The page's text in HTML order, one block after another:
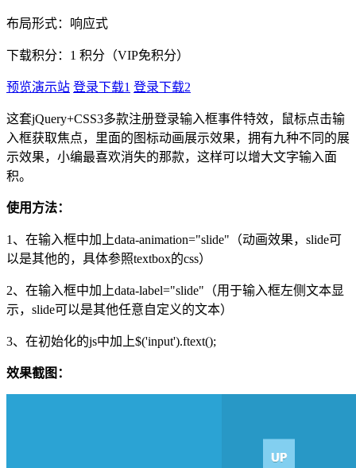
布局形式：响应式
下载积分： 1 积分（VIP免积分）
预览演示站 登录下载1 登录下载2
这套jQuery+CSS3多款注册登录输入框事件特效，鼠标点击输
入框获取焦点，里面的图标动画展示效果，拥有九种不同的展
示效果，小编最喜欢消失的那款，这样可以增大文字输入面
积。
使用方法：
1、在输入框中加上data-animation="slide"（动画效果，slide可
以是其他的，具体参照textbox的css）
2、在输入框中加上data-label="slide"（用于输入框左侧文本显
示，slide可以是其他任意自定义的文本）
3、在初始化的js中加上$('input').ftext();
效果截图：